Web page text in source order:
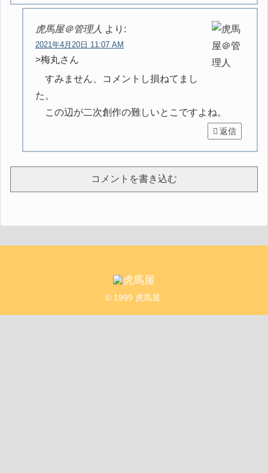
虎馬屋＠管理人 より:
2021年4月20日 11:07 AM
>梅丸さん
すみません、コメントし損ねてまし
た。
この辺が二次創作の難しいとこですよね。
返信
コメントを書き込む
© 1999 虎馬屋.